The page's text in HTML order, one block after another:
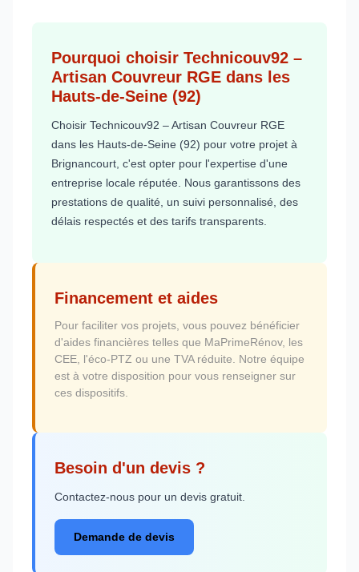
Pourquoi choisir Technicouv92 –
Artisan Couvreur RGE dans les
Hauts-de-Seine (92)
Choisir Technicouv92 – Artisan Couvreur RGE
dans les Hauts-de-Seine (92) pour votre projet à
Brignancourt, c'est opter pour l'expertise d'une
entreprise locale réputée. Nous garantissons des
prestations de qualité, un suivi personnalisé, des
délais respectés et des tarifs transparents.
Financement et aides
Pour faciliter vos projets, vous pouvez bénéficier
d'aides financières telles que MaPrimeRénov, les
CEE, l'éco-PTZ ou une TVA réduite. Notre équipe
est à votre disposition pour vous renseigner sur
ces dispositifs.
Besoin d'un devis ?
Contactez-nous pour un devis gratuit.
Demande de devis